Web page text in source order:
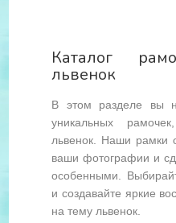
Каталог
львенок
В этом разделе вы
уникальных
львенок. Наши рамки
ваши фотографии и
особенными.
и создавайте яркие
на тему львенок.